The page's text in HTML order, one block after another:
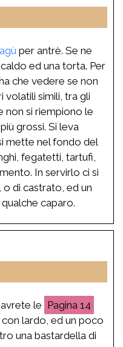
per antrè. Se ne
caldo ed una torta. Per
che vedere se non
simili, tra gli
non si riempiono le
grossi. Si leva
mette nel fondo del
fegatetti, tartufi,
In servirlo ci si
o di castrato, ed un
caparo.
le
14
lardo, ed un poco
una bastardella di